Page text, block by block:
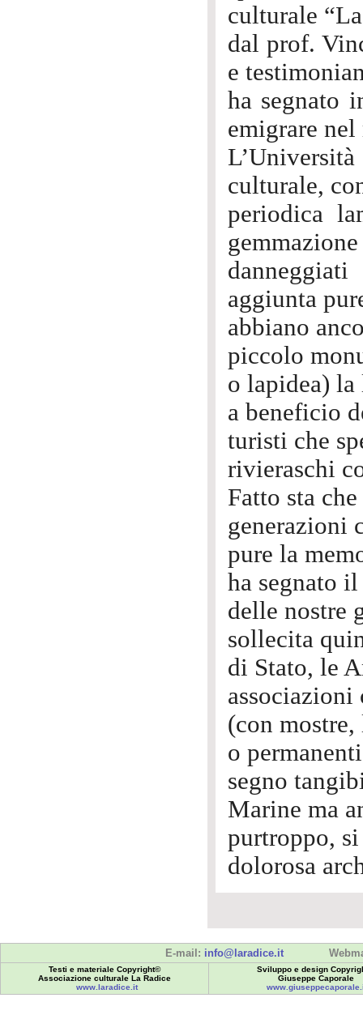
culturale
dal prof.
e
ha segnato
emigrare nel
culturale,
periodica
aggiunta
abbiano
piccolo
o lapidea)
a beneficio
turisti che
rivieraschi
Fatto sta
generazioni
pure la
ha segnato
delle nostre
sollecita
di Stato, le
(con
o
segno
Marine ma
purtroppo,
dolorosa
E-mail: info@laradice.it
Testi e materiale Copyright©
Associazione culturale La Radice
www.laradice.it
Sviluppo e design
Giuseppe Caporale